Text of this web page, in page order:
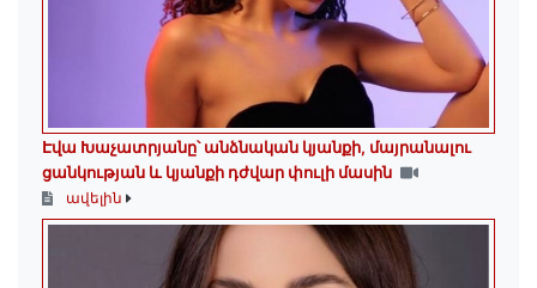
Էվա Խաչատրյանը՝ անձնական կյանքի, մայրանալու
ցանկության և կյանքի դժվար փուլի մասին
ավելին